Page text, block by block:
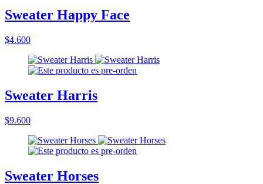
Sweater Happy Face
$4.600
Sweater Harris
$9.600
Sweater Horses